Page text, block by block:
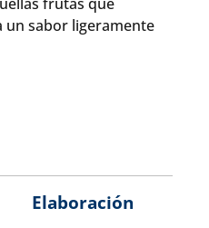
un sabor ligeramente
Elaboración